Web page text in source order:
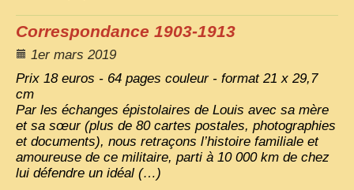
Correspondance 1903-1913
1er mars 2019
Prix 18 euros - 64 pages couleur - format 21 x 29,7
cm
Par les échanges épistolaires de Louis avec sa mère
et sa sœur (plus de 80 cartes postales, photographies
et documents), nous retraçons l’histoire familiale et
amoureuse de ce militaire, parti à 10 000 km de chez
lui défendre un idéal (…)